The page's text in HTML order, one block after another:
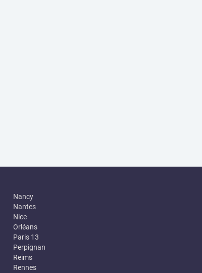
Nancy
Nantes
Nice
Orléans
Paris 13
Perpignan
Reims
Rennes